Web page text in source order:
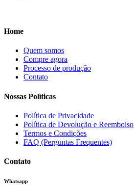
Home
Quem somos
Compre agora
Processo de produção
Contato
Nossas Políticas
Política de Privacidade
Política de Devolução e Reembolso
Termos e Condições
FAQ (Perguntas Frequentes)
Contato
Whatsapp